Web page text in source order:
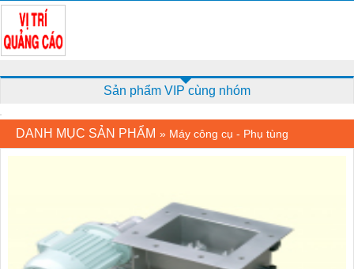
Sản phẩm VIP cùng nhóm
DANH MỤC SẢN PHẨM » Máy công cụ - Phụ tùng